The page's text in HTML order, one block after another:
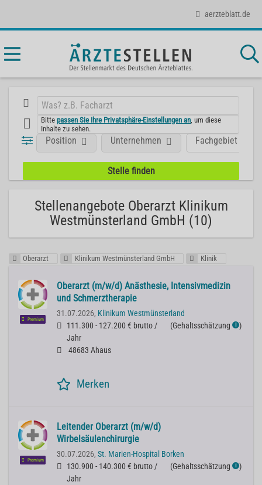
aerzteblatt.de
Bittepassen Sie Ihre Privatsphäre-Einstellungen an , um diese
Inhalte zu sehen.
Position Fachgebiet
Unternehmen
Stellenangebote Oberarzt Klinikum
Westmünsterland GmbH (10)
Oberarzt Klinikum Westmünsterland GmbH Klinik
Premium
Oberarzt (m/w/d) Anästhesie, Intensivmedizin
und Schmerztherapie
31.07.2026, Klinikum Westmünsterland
111.300 - 127.200 € brutto /
Jahr
(Gehaltsschätzung ℹ )
48683 Ahaus
Merken
Premium
Leitender Oberarzt (m/w/d)
Wirbelsäulenchirurgie
30.07.2026, St. Marien-Hospital Borken
130.900 - 140.300 € brutto /
Jahr
(Gehaltsschätzung ℹ )